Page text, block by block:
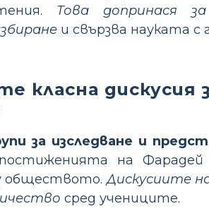
Това допринася
и свързва науката
класна дискусия
за изследване и
на Фарадей
обществото.Дискусиите
сред учениците.